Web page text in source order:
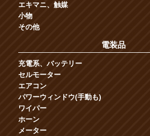
エキマニ、触媒
小物
その他
電装品
充電系、バッテリー
セルモーター
エアコン
パワーウィンドウ(手動も)
ワイパー
ホーン
メーター